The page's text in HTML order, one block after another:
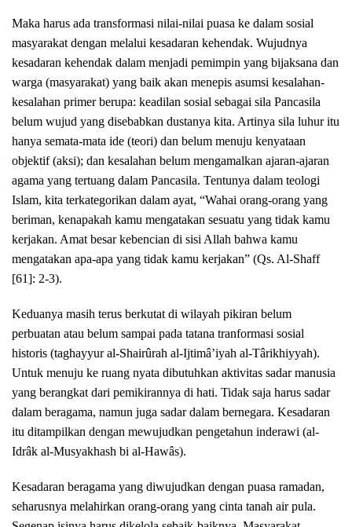
Maka harus ada transformasi nilai-nilai puasa ke dalam sosial
masyarakat dengan melalui kesadaran kehendak. Wujudnya
kesadaran kehendak dalam menjadi pemimpin yang bijaksana dan
warga (masyarakat) yang baik akan menepis asumsi kesalahan-
kesalahan primer berupa: keadilan sosial sebagai sila Pancasila
belum wujud yang disebabkan dustanya kita. Artinya sila luhur itu
hanya semata-mata ide (teori) dan belum menuju kenyataan
objektif (aksi); dan kesalahan belum mengamalkan ajaran-ajaran
agama yang tertuang dalam Pancasila. Tentunya dalam teologi
Islam, kita terkategorikan dalam ayat, “Wahai orang-orang yang
beriman, kenapakah kamu mengatakan sesuatu yang tidak kamu
kerjakan. Amat besar kebencian di sisi Allah bahwa kamu
mengatakan apa-apa yang tidak kamu kerjakan” (Qs. Al-Shaff
[61]: 2-3).
Keduanya masih terus berkutat di wilayah pikiran belum
perbuatan atau belum sampai pada tatana tranformasi sosial
historis (taghayyur al-Shairûrah al-Ijtimâ’iyah al-Târikhiyyah).
Untuk menuju ke ruang nyata dibutuhkan aktivitas sadar manusia
yang berangkat dari pemikirannya di hati. Tidak saja harus sadar
dalam beragama, namun juga sadar dalam bernegara. Kesadaran
itu ditampilkan dengan mewujudkan pengetahun inderawi (al-
Idrâk al-Musyakhash bi al-Hawâs).
Kesadaran beragama yang diwujudkan dengan puasa ramadan,
seharusnya melahirkan orang-orang yang cinta tanah air pula.